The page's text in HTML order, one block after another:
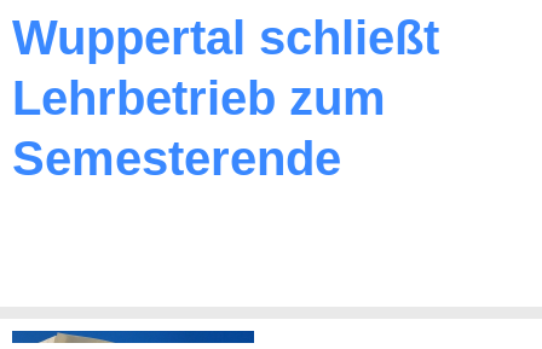
Wuppertal schließt
Lehrbetrieb zum
Semesterende